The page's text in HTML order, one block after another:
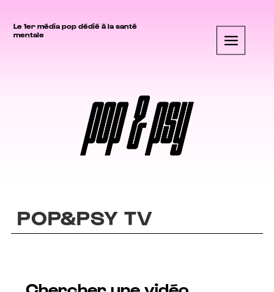
Le 1er média pop dédié à la santé
mentale
POP&PSY TV